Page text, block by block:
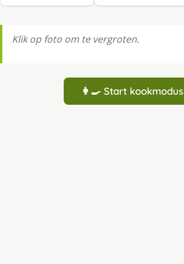
Klik op foto om te vergroten.
👩‍🍳 Start kookmodus